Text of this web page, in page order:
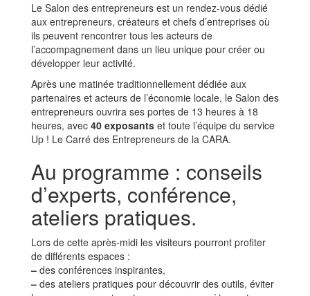
Le Salon des entrepreneurs est un rendez-vous dédié
aux entrepreneurs, créateurs et chefs d’entreprises où
ils peuvent rencontrer tous les acteurs de
l’accompagnement dans un lieu unique pour créer ou
développer leur activité.
Après une matinée traditionnellement dédiée aux
partenaires et acteurs de l’économie locale, le Salon des
entrepreneurs ouvrira ses portes de 13 heures à 18
heures, avec 40 exposants et toute l’équipe du service
Up ! Le Carré des Entrepreneurs de la CARA.
Au programme : conseils
d’experts, conférence,
ateliers pratiques.
Lors de cette après-midi les visiteurs pourront profiter
de différents espaces :
– des conférences inspirantes,
– des ateliers pratiques pour découvrir des outils, éviter